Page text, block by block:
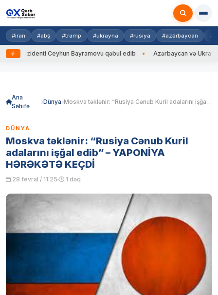
#iran #abş #tramp #ukrayna #rusiya #azərbaycan
Ceyhun Bayramovu qəbul edib Azərbaycan və Ukrayna XİN
Ana
Səhifə
Dünya Moskva təklənir: “Rusiya Cənub Kuril adalarını işğal edib” – YAPONİYA HƏRƏKƏTƏ KEÇDİ
DÜNYA
Moskva təklənir: “Rusiya Cənub Kuril
adalarını işğal edib” – YAPONİYA
HƏRƏKƏTƏ KEÇDİ
28 fevral / 11:25 1 dəq